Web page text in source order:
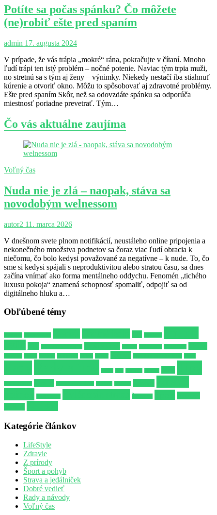
Potíte sa počas spánku? Čo môžete
(ne)robiť ešte pred spaním
admin 17. augusta 2024
V prípade, že vás trápia „mokré“ rána, pokračujte v čítaní. Mnoho
ľudí trápi ten istý problém – nočné potenie. Naviac tým trpia muži,
no stretnú sa s tým aj ženy – výnimky. Niekedy nestačí iba stiahnuť
kúrenie a otvoriť okno. Môžu to spôsobovať aj zdravotné problémy.
Ešte pred spaním Skôr, než sa odovzdáte spánku sa odporúča
miestnosť poriadne prevetrať. Tým…
Čo vás aktuálne zaujíma
Voľný čas
Nuda nie je zlá – naopak, stáva sa
novodobým welnessom
autor2 11. marca 2026
V dnešnom svete plnom notifikácií, neustáleho online pripojenia a
nekonečného množstva podnetov sa čoraz viac ľudí obracia k
niečomu, čo bolo kedysi považované za negatívne – k nude. To, čo
sme si kedysi spájali s neproduktivitou alebo stratou času, sa dnes
začína vnímať ako forma mentálneho oddychu. Fenomén „tichého
luxusu pokoja“ znamená schopnosť spomaliť, odpojiť sa od
digitálneho hluku a…
Obľúbené témy
Kategórie článkov
LifeStyle
Zdravie
Z prírody
Šport a pohyb
Strava a jedálniček
Dobré vedieť
Rady a návody
Voľný čas